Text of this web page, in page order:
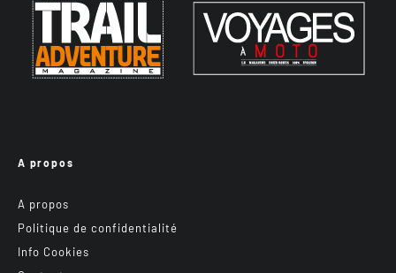
A propos
A propos
Politique de confidentialité
Info Cookies